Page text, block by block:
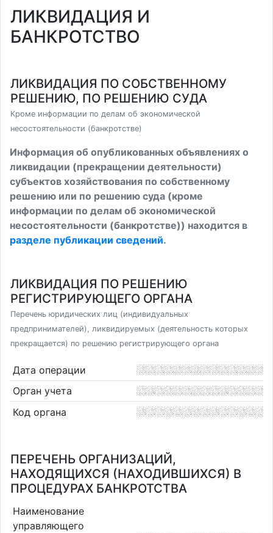
ЛИКВИДАЦИЯ И
БАНКРОТСТВО
ЛИКВИДАЦИЯ ПО СОБСТВЕННОМУ
РЕШЕНИЮ, ПО РЕШЕНИЮ СУДА
Кроме информации по делам об экономической
несостоятельности (банкротстве)
Информация об опубликованных объявлениях о
ликвидации (прекращении деятельности)
субъектов хозяйствования по собственному
решению или по решению суда (кроме
информации по делам об экономической
несостоятельности (банкротстве)) находится в
разделе публикации сведений.
ЛИКВИДАЦИЯ ПО РЕШЕНИЮ
РЕГИСТРИРУЮЩЕГО ОРГАНА
Перечень юридических лиц (индивидуальных
предпринимателей), ликвидируемых (деятельность которых
прекращается) по решению регистрирующего органа
Дата операции
Орган учета
Код органа
ПЕРЕЧЕНЬ ОРГАНИЗАЦИЙ,
НАХОДЯЩИХСЯ (НАХОДИВШИХСЯ) В
ПРОЦЕДУРАХ БАНКРОТСТВА
Наименование
управляющего